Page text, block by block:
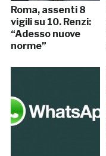
Roma, assenti 8
vigili su 10. Renzi:
“Adesso nuove
norme”